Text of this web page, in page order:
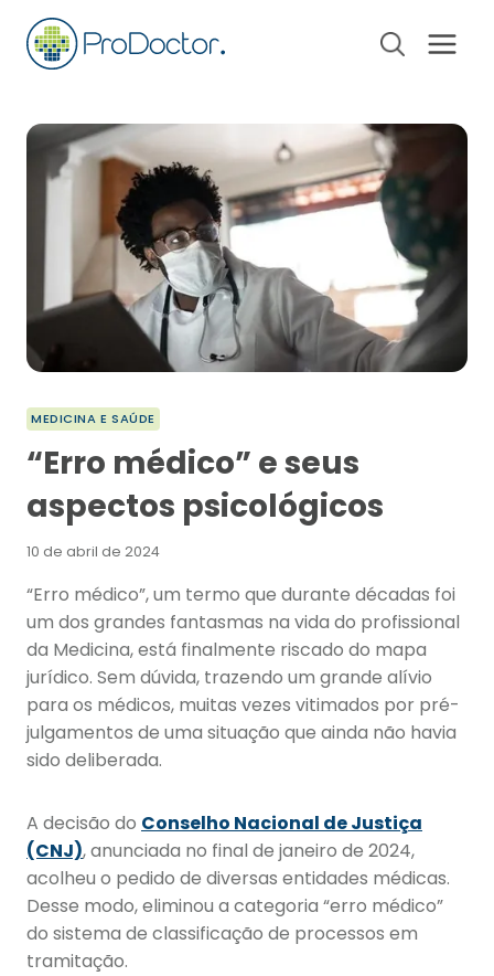
Pular
para
MEDICINA E SAÚDE
“Erro médico” e seus
aspectos psicológicos
10 de abril de 2024
“Erro médico”, um termo que durante décadas foi
um dos grandes fantasmas na vida do profissional
da Medicina, está finalmente riscado do mapa
jurídico. Sem dúvida, trazendo um grande alívio
para os médicos, muitas vezes vitimados por pré-
julgamentos de uma situação que ainda não havia
sido deliberada.
A decisão do Conselho Nacional de Justiça
(CNJ), anunciada no final de janeiro de 2024,
acolheu o pedido de diversas entidades médicas.
Desse modo, eliminou a categoria “erro médico”
do sistema de classificação de processos em
tramitação.